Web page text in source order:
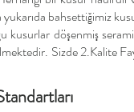
bahsettiğimiz
kusurlar döşenmiş
Sizde 2.Kalite